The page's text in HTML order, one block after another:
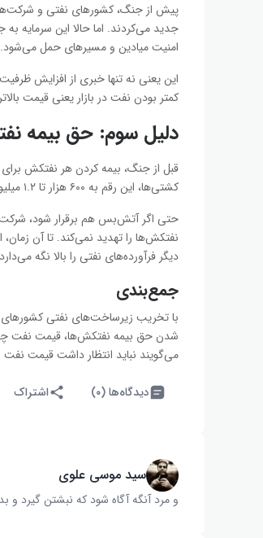
جدید می‌کردند. اما حالا این سرمایه
امنیت میادین و مسیرهای حمل می‌شود.
این یعنی نه تنها خبری از افزایش
کمتر بودن نفت در بازار یعنی قیمت
دلیل سوم: حق بیمه
کشتی‌ها، این رقم به ۶۰۰ هزار تا ۱.۲ میلیون دلار رسیده است. یعنی بین ۱۵ تا ۳۰ برابر بیشتر.
حتی اگر آتش‌بس هم برقرار شود،
نفتکش‌ها را تهدید نمی‌کند. تا آن
دیگر فرآورده‌های نفتی را بالا نگه
جمع‌بندی
با تخریب زیرساخت‌های نفتی کشورهای
شدن حق بیمه نفتکش‌ها، قیمت نفت
می‌گویند نباید انتظار داشت قیمت نفت
دیدگاه‌ها (۰) اشتراک
سید موسی علوی
و مرد آنگه آگاه شود که نبشتن گیرد و